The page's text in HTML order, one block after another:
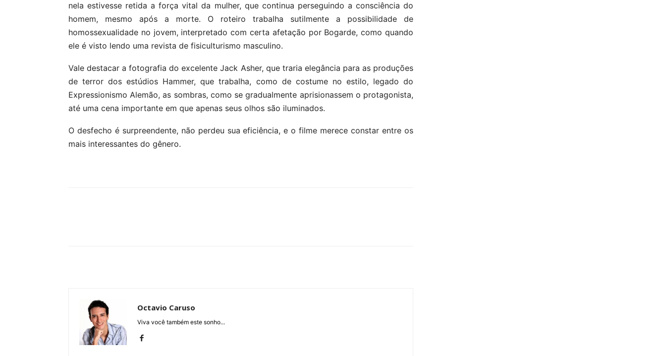
nela estivesse retida a força vital da mulher, que continua perseguindo a consciência do
homem, mesmo após a morte. O roteiro trabalha sutilmente a possibilidade de
homossexualidade no jovem, interpretado com certa afetação por Bogarde, como quando
ele é visto lendo uma revista de fisiculturismo masculino.
Vale destacar a fotografia do excelente Jack Asher, que traria elegância para as produções
de terror dos estúdios Hammer, que trabalha, como de costume no estilo, legado do
Expressionismo Alemão, as sombras, como se gradualmente aprisionassem o protagonista,
até uma cena importante em que apenas seus olhos são iluminados.
O desfecho é surpreendente, não perdeu sua eficiência, e o filme merece constar entre os
mais interessantes do gênero.
Octavio Caruso
Viva você também este sonho...